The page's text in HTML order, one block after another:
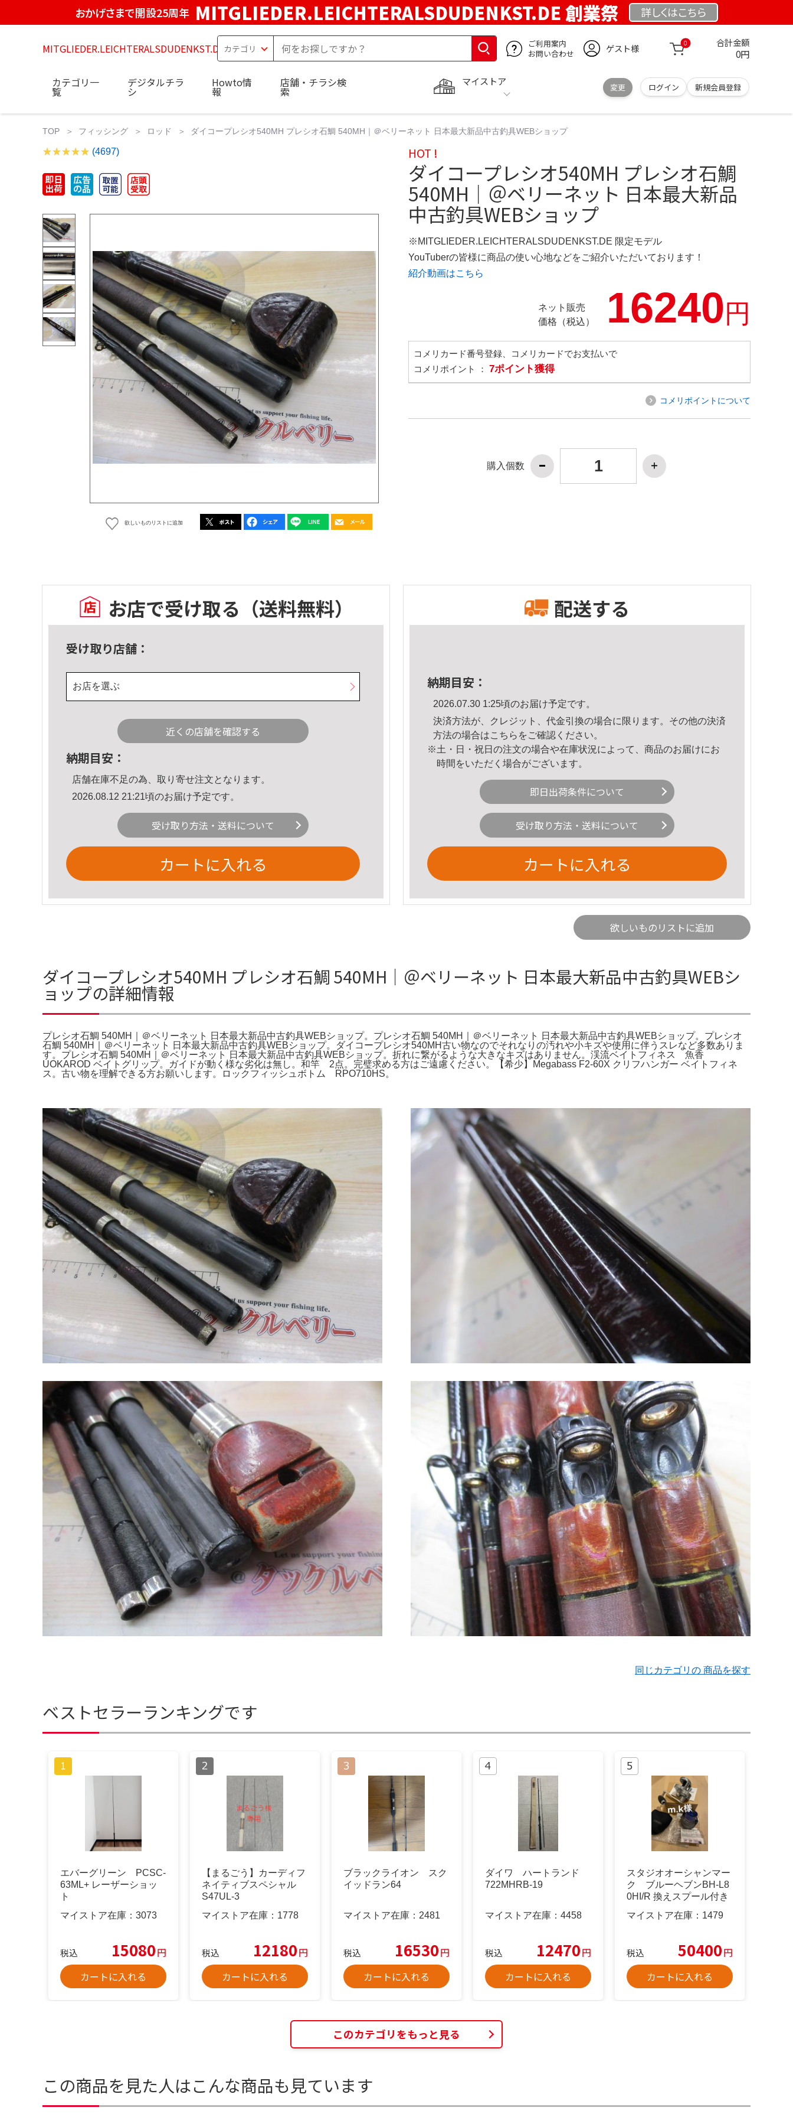
おかげさまで開設25周年 MITGLIEDER.LEICHTERALSDUDENKST.DE 創業祭 詳しくはこちら
MITGLIEDER.LEICHTERALSDUDENKST.DE
ご利用案内
お問い合わせ
ゲスト様 0 合計金額
0円
マイストア
変更 ログイン 新規会員登録
カテゴリ一
覧
デジタルチラ
シ
Howto情
報
店舗・チラシ検
索
TOP フィッシング ロッド ダイコープレシオ540MH プレシオ石鯛 540MH｜＠ベリーネット 日本最大新品中古釣具WEBショップ
(4697)
欲しいものリストに追加
HOT !
ダイコープレシオ540MH プレシオ石鯛
540MH｜＠ベリーネット 日本最大新品
中古釣具WEBショップ
※MITGLIEDER.LEICHTERALSDUDENKST.DE 限定モデル
YouTuberの皆様に商品の使い心地などをご紹介いただいております！
紹介動画はこちら
ネット販売
価格（税込）
16240円
コメリカード番号登録、コメリカードでお支払いで
コメリポイント ： 7ポイント獲得
コメリポイントについて
購入個数
お店で受け取る （送料無料）
受け取り店舗：
お店を選ぶ
近くの店舗を確認する
納期目安：
店舗在庫不足の為、取り寄せ注文となります。
2026.08.12 21:21頃のお届け予定です。
受け取り方法・送料について
カートに入れる
配送する
納期目安：
2026.07.30 1:25頃のお届け予定です。
決済方法が、クレジット、代金引換の場合に限ります。その他の決済
方法の場合はこちら をご確認ください。
※土・日・祝日の注文の場合や在庫状況によって、商品のお届けにお
時間をいただく場合がございます。
即日出荷条件について
受け取り方法・送料について
カートに入れる
欲しいものリストに追加
ダイコープレシオ540MH プレシオ石鯛 540MH｜＠ベリーネット 日本最大新品中古釣具WEBシ
ョップの詳細情報
プレシオ石鯛 540MH｜＠ベリーネット 日本最大新品中古釣具WEBショップ。プレシオ石鯛 540MH｜＠ベリーネット 日本最大新品中古釣具WEBショップ。プレシオ
石鯛 540MH｜＠ベリーネット 日本最大新品中古釣具WEBショップ。ダイコープレシオ540MH古い物なのでそれなりの汚れや小キズや使用に伴うスレなど多数ありま
す。プレシオ石鯛 540MH｜＠ベリーネット 日本最大新品中古釣具WEBショップ。折れに繋がるような大きなキズはありません。渓流ベイトフィネス 魚香
UOKAROD ベイトグリップ。ガイドが動く様な劣化は無し。和竿 2点。完璧求める方はご遠慮ください。【希少】Megabass F2-60X クリフハンガー ベイトフィネ
ス。古い物を理解できる方お願いします。ロックフィッシュボトム RPO710HS。
同じカテゴリの 商品を探す
ベストセラーランキングです
エバーグリーン PCSC-
63ML+ レーザーショッ
ト
マイストア在庫： 3073
税込 15080円
カートに入れる
【まるごう】カーディフ
ネイティブスペシャル
S47UL-3
マイストア在庫： 1778
税込 12180円
カートに入れる
ブラックライオン スク
イッドラン64
マイストア在庫： 2481
税込 16530円
カートに入れる
ダイワ ハートランド
722MHRB-19
マイストア在庫： 4458
税込 12470円
カートに入れる
スタジオオーシャンマー
ク ブルーヘブンBH-L8
0HI/R 換えスプール付き
マイストア在庫： 1479
税込 50400円
カートに入れる
このカテゴリをもっと見る
この商品を見た人はこんな商品も見ています